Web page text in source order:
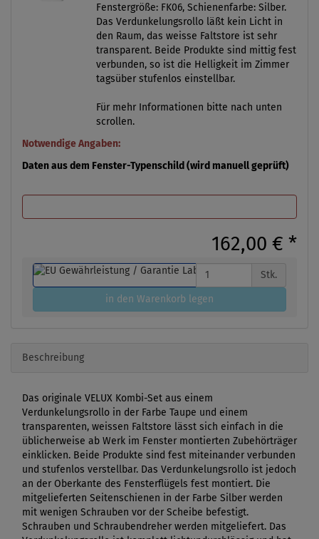
Fenstergröße: FK06, Schienenfarbe: Silber.
Das Verdunkelungsrollo läßt kein Licht in
den Raum, das weisse Faltstore ist sehr
transparent. Beide Produkte sind mittig fest
verbunden, so ist die Helligkeit im Zimmer
tagsüber stufenlos einstellbar.
Für mehr Informationen bitte nach unten
scrollen.
Notwendige Angaben:
Daten aus dem Fenster-Typenschild (wird manuell geprüft)
162,00 € *
Stk.
in den Warenkorb legen
Beschreibung
Das originale VELUX Kombi-Set aus einem
Verdunkelungsrollo in der Farbe Taupe und einem
transparenten, weissen Faltstore lässt sich einfach in die
üblicherweise ab Werk im Fenster montierten Zubehörträger
einklicken. Beide Produkte sind fest miteinander verbunden
und stufenlos verstellbar. Das Verdunkelungsrollo ist jedoch
an der Oberkante des Fensterflügels fest montiert. Die
mitgelieferten Seitenschienen in der Farbe Silber werden
mit wenigen Schrauben vor der Scheibe befestigt.
Schrauben und Schraubendreher werden mitgeliefert. Das